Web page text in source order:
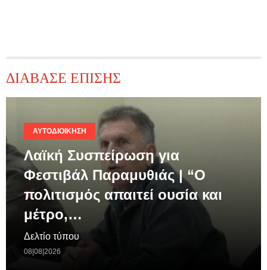
ΔΙΑΒΑΣΕ ΕΠΙΣΗΣ
ΑΥΤΟΔΙΟΊΚΗΣΗ
Λαϊκή Συσπείρωση για
Φεστιβάλ Παραμυθιάς | “Ο
πολιτισμός απαιτεί ουσία και
μέτρο,…
Δελτίο τύπου
08|08|2026